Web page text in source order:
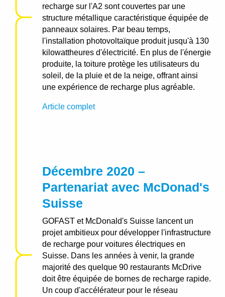
recharge sur l'A2 sont couvertes par une
structure métallique caractéristique équipée de
panneaux solaires. Par beau temps,
l'installation photovoltaïque produit jusqu'à 130
kilowattheures d'électricité. En plus de l'énergie
produite, la toiture protège les utilisateurs du
soleil, de la pluie et de la neige, offrant ainsi
une expérience de recharge plus agréable.
Article complet
Décembre 2020 –
Partenariat avec McDonad's
Suisse
GOFAST et McDonald's Suisse lancent un
projet ambitieux pour développer l'infrastructure
de recharge pour voitures électriques en
Suisse. Dans les années à venir, la grande
majorité des quelque 90 restaurants McDrive
doit être équipée de bornes de recharge rapide.
Un coup d'accélérateur pour le réseau